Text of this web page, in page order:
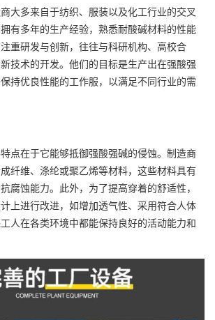
大多来自于纺织、服装以及化工行业的交叉
有多年的生产经验，熟悉耐酸碱材料的性能
重研发与创新，往往与科研机构、高校合
技术的开发。他们的目标是生产出在强酸强
持优良性能的工作服，以满足不同行业的需
点在于它能够抵御强酸强碱的侵蚀。制造商
纤维、涤纶或聚乙烯等材料，这些材料具有
腐蚀能力。此外，为了提高穿着的舒适性，
上进行改进，如增加透气性、采用符合人体
人在各类环境中都能保持良好的活动能力和